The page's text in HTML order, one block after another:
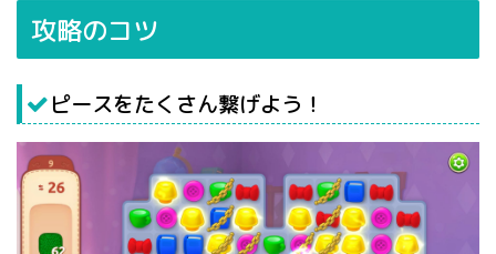
攻略のコツ
ピースをたくさん繋げよう！